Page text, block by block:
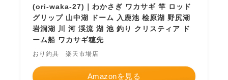
(ori-waka-27)｜わかさぎ ワカサギ 竿 ロッド
グリップ 山中湖 ドーム 入鹿池 桧原湖 野尻湖
岩洞湖 川 河 渓流 湖 池 釣り クリスティア ド
ーム船 ワカサギ穂先
おり釣具 楽天市場店
Amazonを見る